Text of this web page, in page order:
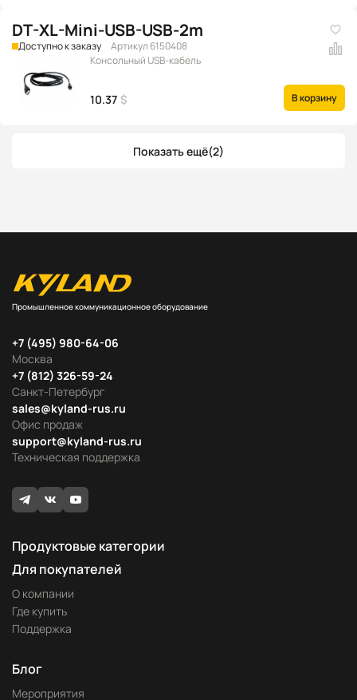
DT-XL-Mini-USB-USB-2m
Доступно к заказу
Артикул 6150408
Консольный USB-кабель
10.37 $ В корзину
Показать ещё(2)
Промышленное коммуникационное оборудование
Москва
+7 (495) 980-64-06
Офис продаж
sales@kyland-rus.ru
Санкт-Петербург
+7 (812) 326-59-24
Техническая поддержка
support@kyland-rus.ru
Продуктовые категории
Для покупателей
О компании
Где купить
Поддержка
Блог
Мероприятия